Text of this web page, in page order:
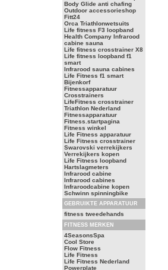
Body Glide anti chafing
Outdoor accessorieshop
Fitt24
Orca Triathlonwetsuits
Life fitness F3 loopband
Health Company Infrarood
cabine sauna
Life fitness crosstrainer X8
Life fitness loopband f1
smart
Infrarood sauna cabines
Life Fitness f1 smart
Bijenkorf
Fitnessapparatuur
Crosstrainers
LifeFitness crosstrainer
Triathlon Nederland
Fitnessapparatuur
Fitness.startpagina
Fitness winkel
Life Fitness apparatuur
Life Fitness crosstrainer
Swarovski verrekijkers
Verrekijkers kopen
Life Fitness loopband
Hartslagmeters
Infrarood cabine
Infrarood cabines
Infraroodcabine kopen
Schwinn spinningbike
GEBRUIKTE APPARATUUR
fitness tweedehands
FITNESS MERKEN
4SeasonsSpa
Cool Store
Flow Fitness
Life Fitness
Life Fitness Nederland
Powerplate